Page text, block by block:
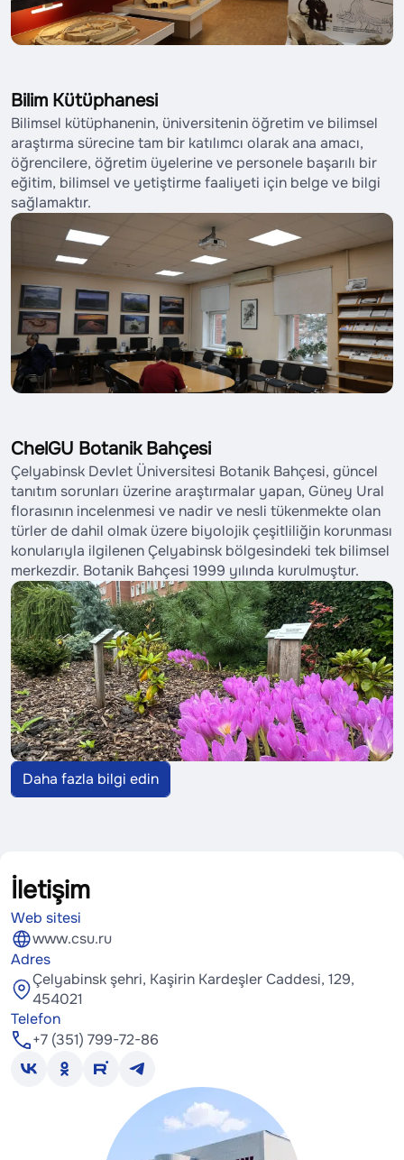
Bilim Kütüphanesi
Bilimsel kütüphanenin, üniversitenin öğretim ve bilimsel
araştırma sürecine tam bir katılımcı olarak ana amacı,
öğrencilere, öğretim üyelerine ve personele başarılı bir
eğitim, bilimsel ve yetiştirme faaliyeti için belge ve bilgi
sağlamaktır.
ChelGU Botanik Bahçesi
Çelyabinsk Devlet Üniversitesi Botanik Bahçesi, güncel
tanıtım sorunları üzerine araştırmalar yapan, Güney Ural
florasının incelenmesi ve nadir ve nesli tükenmekte olan
türler de dahil olmak üzere biyolojik çeşitliliğin korunması
konularıyla ilgilenen Çelyabinsk bölgesindeki tek bilimsel
merkezdir. Botanik Bahçesi 1999 yılında kurulmuştur.
Daha fazla bilgi edin
İletişim
Web sitesi
www.csu.ru
Adres
Çelyabinsk şehri, Kaşirin Kardeşler Caddesi, 129,
454021
Telefon
+7 (351) 799-72-86